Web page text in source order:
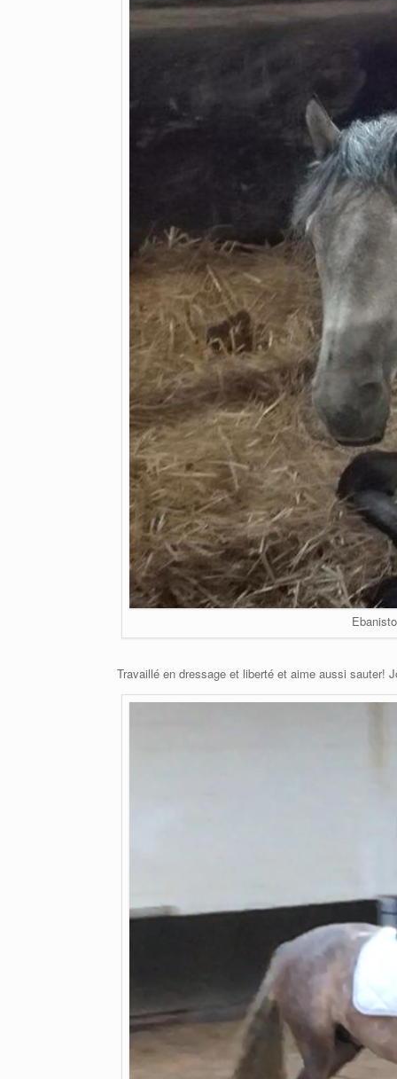
Travaillé en dressage et liberté et aime aussi sauter!